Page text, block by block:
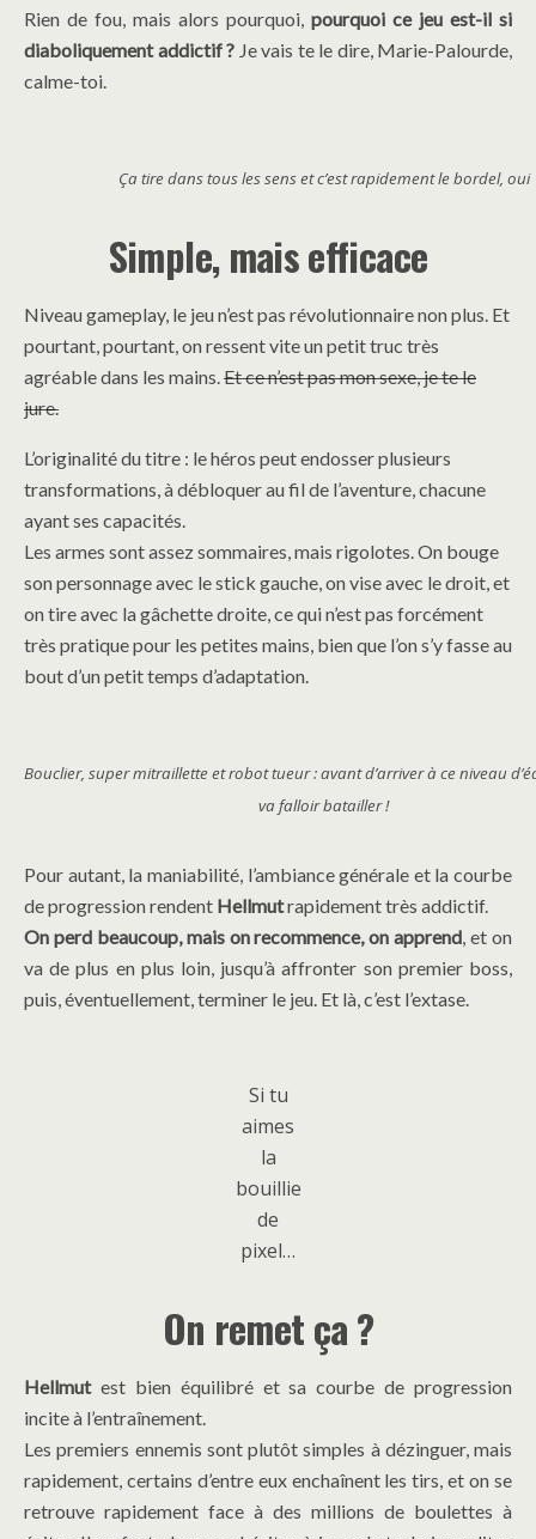
Rien de fou, mais alors pourquoi, pourquoi ce jeu est-il si
diaboliquement addictif ? Je vais te le dire, Marie-Palourde,
calme-toi.
Ça tire dans tous les sens et c’est rapidement le bordel, oui
Simple, mais efficace
Niveau gameplay, le jeu n’est pas révolutionnaire non plus. Et
pourtant, pourtant, on ressent vite un petit truc très
agréable dans les mains.Et ce n’est pas mon sexe, je te le
jure.
L’originalité du titre : le héros peut endosser plusieurs
transformations, à débloquer au fil de l’aventure, chacune
ayant ses capacités.
Les armes sont assez sommaires, mais rigolotes. On bouge
son personnage avec le stick gauche, on vise avec le droit, et
on tire avec la gâchette droite, ce qui n’est pas forcément
très pratique pour les petites mains, bien que l’on s’y fasse au
bout d’un petit temps d’adaptation.
Bouclier, super mitraillette et robot tueur : avant d’arriver à ce niveau
va falloir batailler !
Pour autant, la maniabilité, l’ambiance générale et la courbe
de progression rendent Hellmutrapidement très addictif.
On perd beaucoup, mais on recommence, on apprend, et on
va de plus en plus loin, jusqu’à affronter son premier boss,
puis, éventuellement, terminer le jeu. Et là, c’est l’extase.
Si tu
aimes
la
bouillie
de
pixel…
On remet ça ?
Hellmutest bien équilibré et sa courbe de progression
incite à l’entraînement.
Les premiers ennemis sont plutôt simples à dézinguer, mais
rapidement, certains d’entre eux enchaînent les tirs, et on se
retrouve rapidement face à des millions de boulettes à